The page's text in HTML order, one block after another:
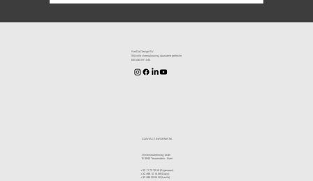
KenDa Design BV.
Stijlvolle vloeroplossing, duurzame perfectie
BE1030.911.545
CONTACT INFORMATIE
Olmensesteenweg 124B
B-3945 Tessenderlo - Ham
+32 11 72 76 55 (Algemeen)
+32 498 10 16 59
(Davy)
+32 496 30 65 30
(Leslie)